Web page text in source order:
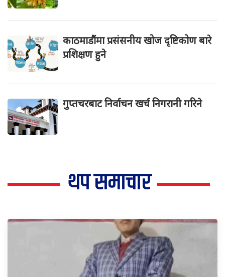
काठमाडौंमा प्रसंसनीय खोज दृष्टिकोण बारे
प्रशिक्षण हुने
गुप्तचरबाट निर्वाचन खर्च निगरानी गरिने
थप समाचार